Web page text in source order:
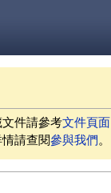
件請參考文件頁面
請查閱參與我們。